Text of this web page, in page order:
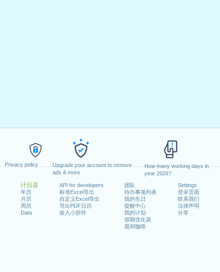
Privacy policy
Upgrade your account to remove
ads & more
How many working days in
year 2026?
计日器
年历
月历
周历
Data
API for developers
标准Excel导出
自定义Excel导出
导出PDF日历
嵌入小部件
团队
待办事项列表
我的生日
提醒中心
我的计划
假期优化器
晨间咖啡
Settings
登录页面
联系我们
法律声明
分享